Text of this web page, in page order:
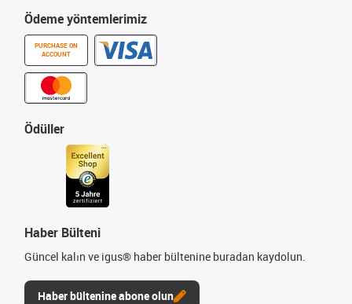
Ödeme yöntemlerimiz
PURCHASE ON
ACCOUNT
Ödüller
Haber Bülteni
Güncel kalın ve igus® haber bültenine buradan kaydolun.
Haber bültenine abone olun